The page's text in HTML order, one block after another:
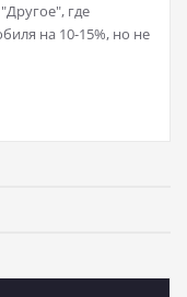
где
на 10-15%, но не